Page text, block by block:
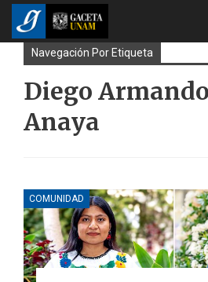
Navegación Por Etiqueta
Diego
Anaya
COMUNIDAD